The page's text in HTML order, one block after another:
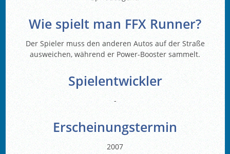
Wie spielt man FFX Runner?
Der Spieler muss den anderen Autos auf der Straße
ausweichen, während er Power-Booster sammelt.
Spielentwickler
-
Erscheinungstermin
2007